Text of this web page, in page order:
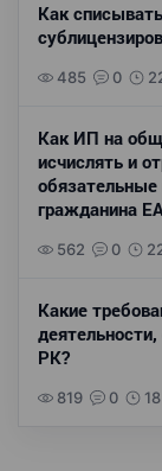
Как
485 0
Как ИП на
исчислять и
гражданина
562 0
Какие
РК?
819 0